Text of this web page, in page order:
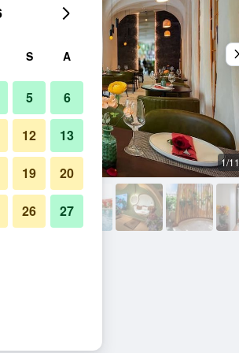
1/11
S A
5 6
12 13
19 20
26 27